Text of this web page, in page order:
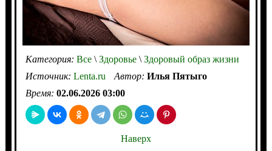
Категория: Все\Здоровье\Здоровый образ жизни
Источник: Lenta.ru Автор: Илья Пятыго
Время: 02.06.2026 03:00
Наверх